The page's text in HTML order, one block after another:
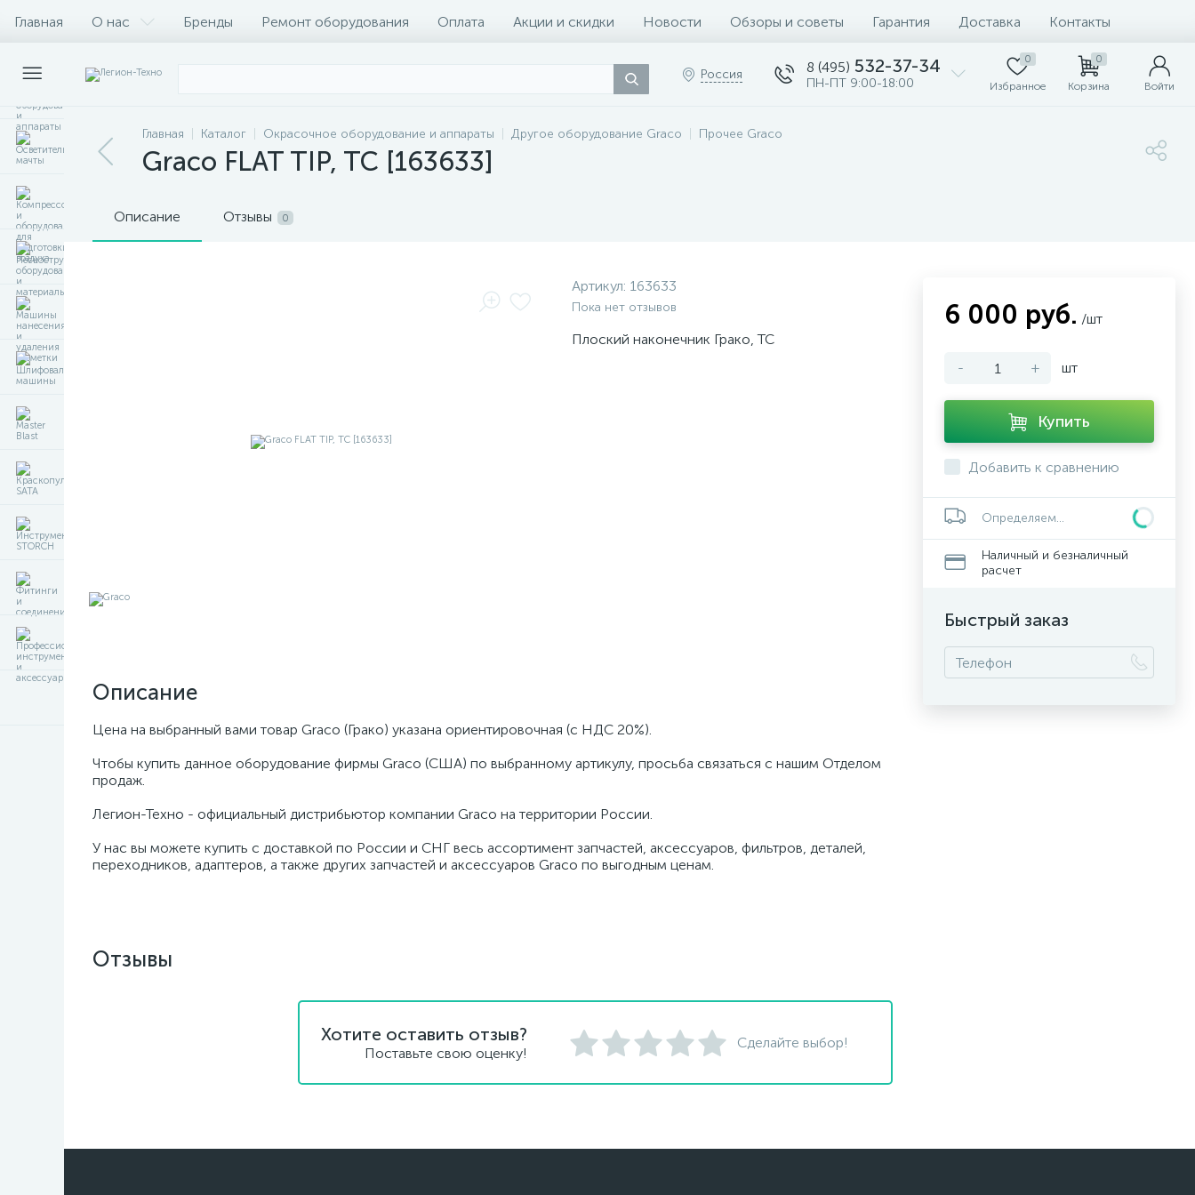
Главная О нас Бренды Ремонт оборудования Оплата Акции и скидки Новости Обзоры и советы Гарантия Доставка Контакты
Россия 8 (495) 532-37-34
ПН-ПТ 9:00-18:00
0
Избранное
0
Корзина Войти
Главная Каталог Окрасочное оборудование и аппараты Другое оборудование Graco Прочее Graco
Graco FLAT TIP, TC [163633]
Описание Отзывы 0
Артикул: 163633
Пока нет отзывов
Плоский наконечник Грако, TC
Описание
Цена на выбранный вами товар Graco (Грако) указана ориентировочная (с НДС 20%).
Чтобы купить данное оборудование фирмы Graco (США) по выбранному артикулу, просьба связаться с нашим Отделом
продаж.
Легион-Техно - официальный дистрибьютор компании Graco на территории России.
У нас вы можете купить с доставкой по России и СНГ весь ассортимент запчастей, аксессуаров, фильтров, деталей,
переходников, адаптеров, а также других запчастей и аксессуаров Graco по выгодным ценам.
6 000 руб. /шт
- + шт
Купить
Добавить к сравнению
Определяем...
Наличный и безналичный
расчет
Быстрый заказ
Отзывы
Хотите оставить отзыв?
Поставьте свою оценку!
Сделайте выбор!